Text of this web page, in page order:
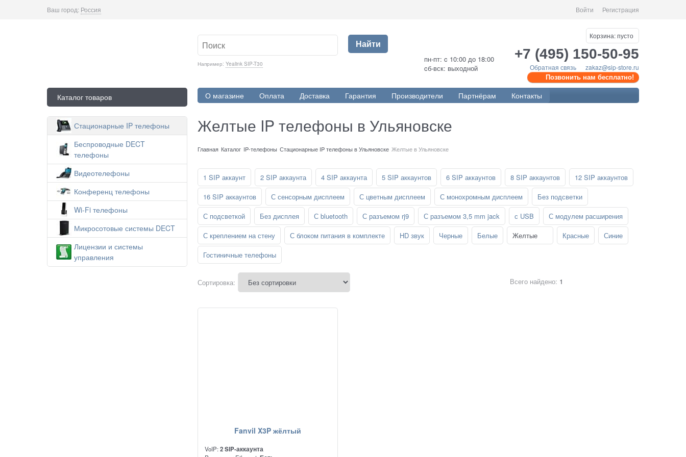
Ваш город: Россия Войти Регистрация
Например: Yealink SIP-T30
Найти
пн-пт: c 10:00 до 18:00
cб-вск: выходной
Корзина:пусто
+7 (495) 150-50-95
Обратная связь zakaz@sip-store.ru
Позвонить нам бесплатно!
Каталог товаров О магазине Оплата Доставка Гарантия Производители Партнёрам Контакты
Стационарные IP телефоны
Беспроводные DECT
телефоны
Видеотелефоны
Конференц телефоны
Wi-Fi телефоны
Микросотовые системы DECT
Лицензии и системы
управления
Желтые IP телефоны в Ульяновске
Главная Каталог IP-телефоны Стационарные IP телефоны в Ульяновске Желтые в Ульяновске
1 SIP аккаунт 2 SIP аккаунта 4 SIP аккаунта 5 SIP аккаунтов 6 SIP аккаунтов 8 SIP аккаунтов
12 SIP аккаунтов
16 SIP аккаунтов
С сенсорным дисплеем С цветным дисплеем С монохромным дисплеем
Без подсветки
С подсветкой
Без дисплея С bluetooth С разъемом rj9 С разъемом 3,5 mm jack с USB
С модулем расширения
С креплением на стену
С блоком питания в комплекте HD звук Черные Белые Желтые Красные
Синие
Гостиничные телефоны
Сортировка: Всего найдено: 1
Fanvil X3P жёлтый
VoIP:2 SIP-аккаунта